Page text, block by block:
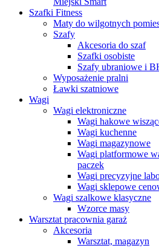
Szafki Fitness
Maty do wilgotnych
Szafy
Akcesoria do szaf
Szafki osobiste
Szafy ubraniowe i
Wyposażenie pralni
Ławki szatniowe
Wagi
Wagi elektroniczne
Wagi hakowe
Wagi kuchenne
Wagi magazynowe
Wagi platformowe
paczek
Wagi precyzyjne
Wagi sklepowe
Wagi szalkowe klasyczne
Wzorce masy
Warsztat pracownia garaż
Akcesoria
Warsztat, magazyn